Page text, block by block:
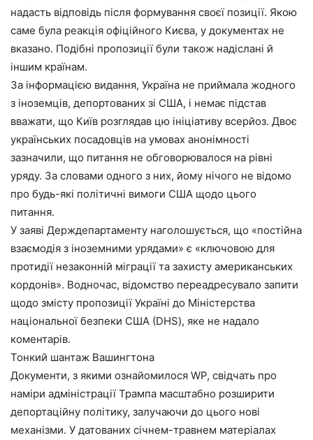
надасть відповідь після формування своєї позиції. Якою
саме була реакція офіційного Києва, у документах не
вказано. Подібні пропозиції були також надіслані й
іншим країнам.
За інформацією видання, Україна не приймала жодного
з іноземців, депортованих зі США, і немає підстав
вважати, що Київ розглядав цю ініціативу всерйоз. Двоє
українських посадовців на умовах анонімності
зазначили, що питання не обговорювалося на рівні
уряду. За словами одного з них, йому нічого не відомо
про будь-які політичні вимоги США щодо цього
питання.
У заяві Держдепартаменту наголошується, що «постійна
взаємодія з іноземними урядами» є «ключовою для
протидії незаконній міграції та захисту американських
кордонів». Водночас, відомство переадресувало запити
щодо змісту пропозиції Україні до Міністерства
національної безпеки США (DHS), яке не надало
коментарів.
Тонкий шантаж Вашингтона
Документи, з якими ознайомилося WP, свідчать про
наміри адміністрації Трампа масштабно розширити
депортаційну політику, залучаючи до цього нові
механізми. У датованих січнем-травнем матеріалах